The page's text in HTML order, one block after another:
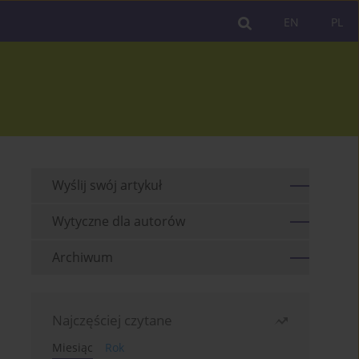
PL
EN
Wyślij swój artykuł
Wytyczne dla autorów
Archiwum
Najczęściej czytane
Miesiąc
Rok